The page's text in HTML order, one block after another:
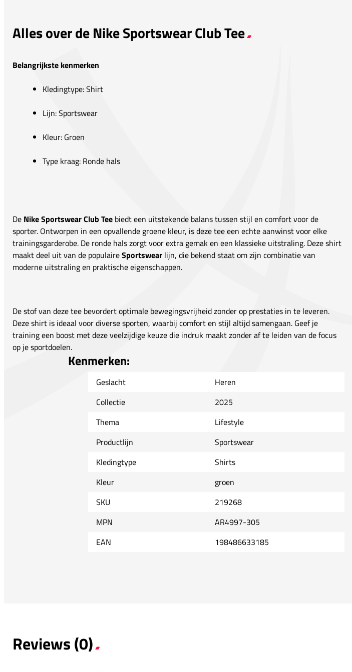
Alles over de Nike Sportswear Club Tee
Belangrijkste kenmerken
Kledingtype: Shirt
Lijn: Sportswear
Kleur: Groen
Type kraag: Ronde hals
De Nike Sportswear Club Tee biedt een uitstekende balans tussen stijl en comfort voor de
sporter. Ontworpen in een opvallende groene kleur, is deze tee een echte aanwinst voor elke
trainingsgarderobe. De ronde hals zorgt voor extra gemak en een klassieke uitstraling. Deze shirt
maakt deel uit van de populaireSportswear lijn, die bekend staat om zijn combinatie van
moderne uitstraling en praktische eigenschappen.
De stof van deze tee bevordert optimale bewegingsvrijheid zonder op prestaties in te leveren.
Deze shirt is ideaal voor diverse sporten, waarbij comfort en stijl altijd samengaan. Geef je
training een boost met deze veelzijdige keuze die indruk maakt zonder af te leiden van de focus
op je sportdoelen.
Kenmerken:
Geslacht
Heren
Collectie
2025
Thema
Lifestyle
Productlijn
Sportswear
Kledingtype
Shirts
Kleur
groen
SKU
219268
MPN
AR4997-305
EAN
198486633185
Reviews (0)